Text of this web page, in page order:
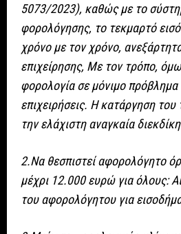
5073/2023), καθώς με το
φορολόγησης, το τεκμαρτό
χρόνο με τον χρόνο,
επιχείρησης, Με τον τρόπο,
φορολογία σε μόνιμο πρόβλημα
επιχειρήσεις. Η κατάργηση του
την ελάχιστη αναγκαία
2.Να θεσπιστεί αφορολόγητο
μέχρι 12.000 ευρώ για όλους:
του αφορολόγητου για